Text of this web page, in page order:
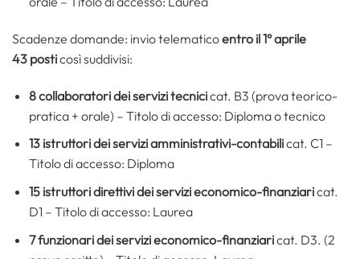
Scadenze domande: invio telematicoentro il 1° aprile
43 posticosì suddivisi:
8 collaboratori dei servizi tecnicicat. B3 (prova teorico-
pratica + orale) – Titolo di accesso: Diploma o tecnico
13 istruttori dei servizi amministrativi-contabilicat. C1 –
Titolo di accesso: Diploma
15 istruttori direttivi dei servizi economico-finanziaricat.
D1 – Titolo di accesso: Laurea
7 funzionari dei servizi economico-finanziaricat. D3. (2